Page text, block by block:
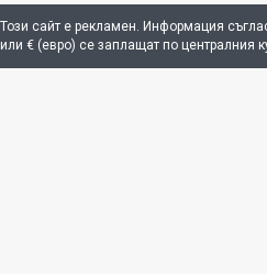
Този сайт е рекламен. Информация
или € (евро) се заплащат по централния